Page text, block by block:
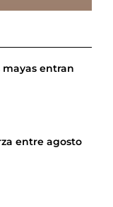
mayas entran
entre agosto